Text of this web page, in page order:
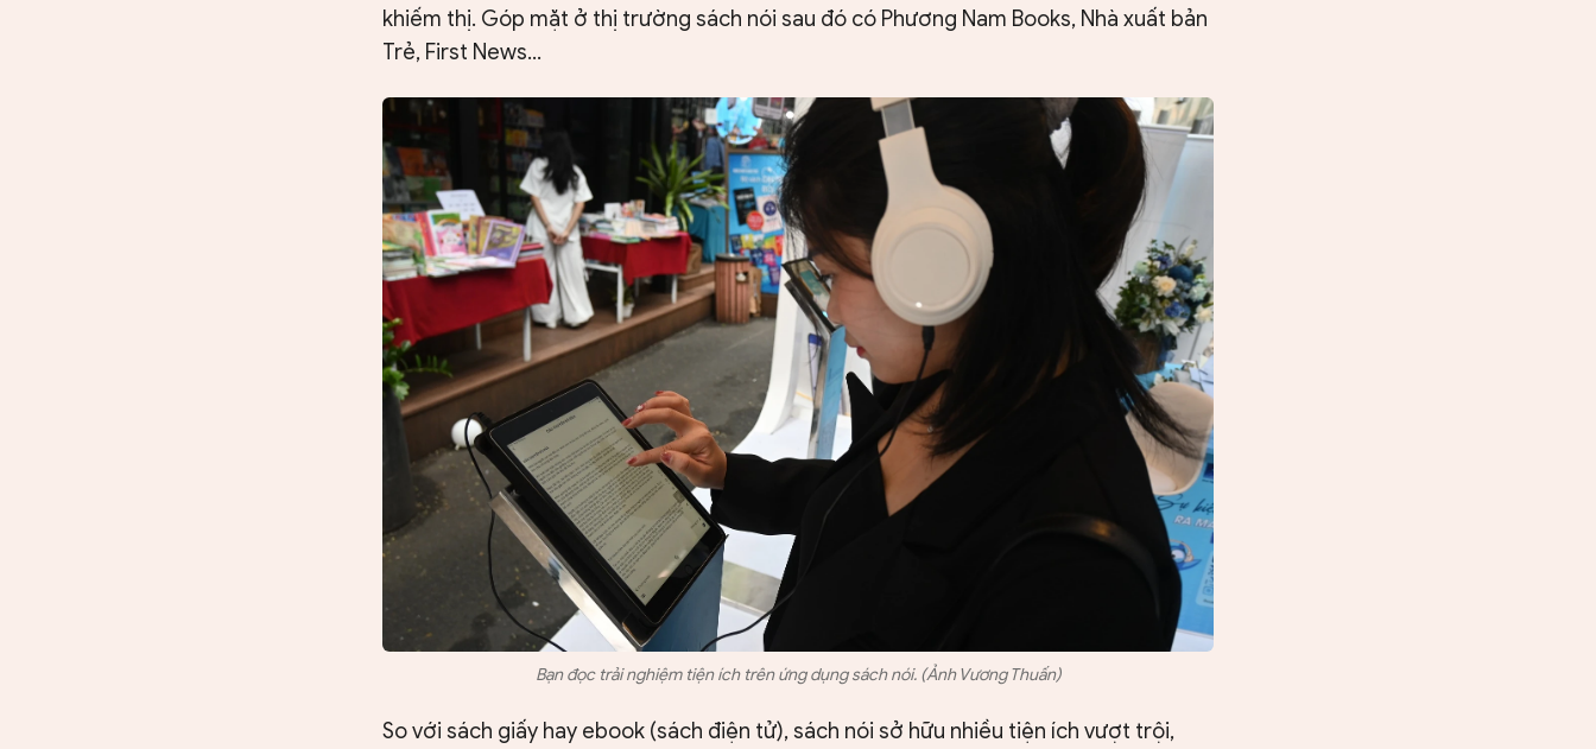
khiếm thị. Góp mặt ở thị trường sách nói sau đó có Phương Nam Books, Nhà xuất bản
Trẻ, First News…
Bạn đọc trải nghiệm tiện ích trên ứng dụng sách nói. (Ảnh Vương Thuấn)
So với sách giấy hay ebook (sách điện tử), sách nói sở hữu nhiều tiện ích vượt trội,